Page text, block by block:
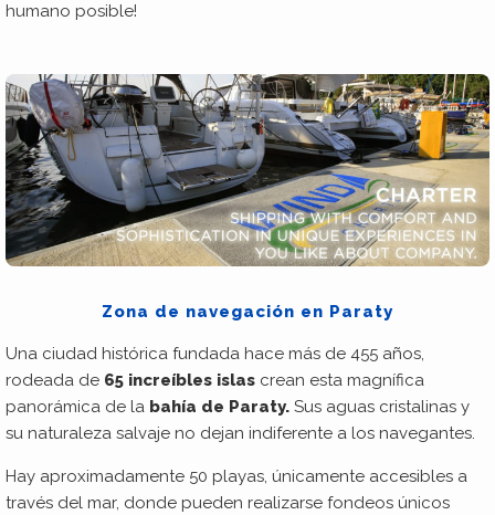
humano posible!
Zona de navegación en Paraty
Una ciudad histórica fundada hace más de 455 años,
rodeada de 65 increíbles islas crean esta magnífica
panorámica de la bahía de Paraty. Sus aguas cristalinas y
su naturaleza salvaje no dejan indiferente a los navegantes.
Hay aproximadamente 50 playas, únicamente accesibles a
través del mar, donde pueden realizarse fondeos únicos